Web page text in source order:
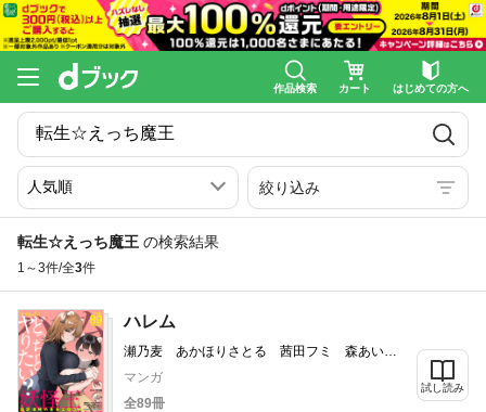
作品検索 カート はじめての方へ
絞り込み
転生☆えっち魔王 の検索結果
1～3件/全3件
ハレム
瀬乃麦 あかほりさとる 茜田フミ 森あい
り 銀翼のぞみ 桜田 春輝 うづきのこ 駒
マンガ
全89冊
試し読み